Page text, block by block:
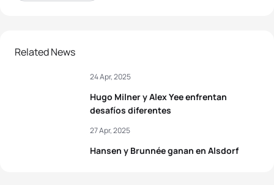
Related News
Hugo Milner y Alex Yee enfrentan
desafíos diferentes
24 Apr, 2025
Hansen y Brunnée ganan en Alsdorf
27 Apr, 2025